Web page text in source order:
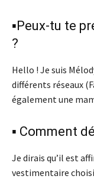
▪️Peux-tu te
?
Hello ! Je suis
différents réseaux
également une
▪️ Comment
Je dirais qu’il est
vestimentaire